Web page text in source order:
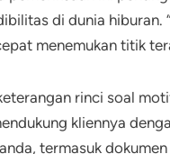
di dunia hiburan.
menemukan titik
rinci soal
kliennya
termasuk